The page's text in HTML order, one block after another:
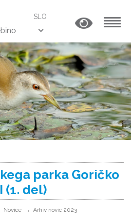
SLO
parka Goričko
(1. del)
Novice Arhiv novic 2023